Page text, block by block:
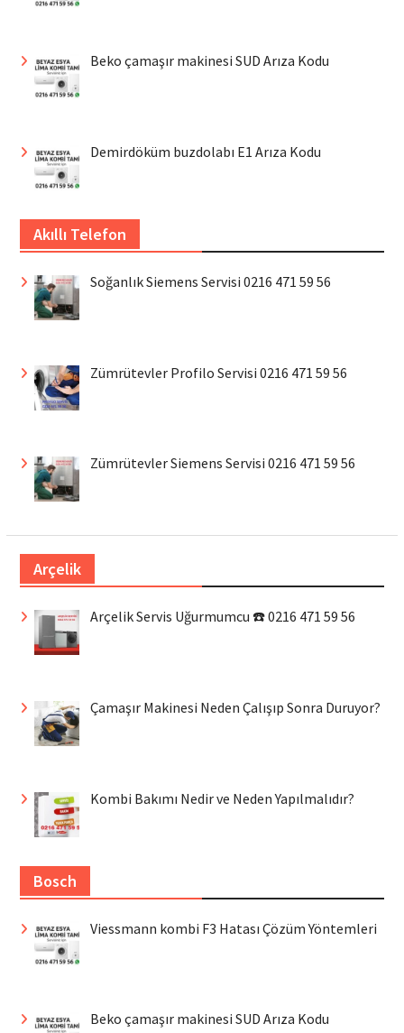
Beko çamaşır makinesi SUD Arıza Kodu
Demirdöküm buzdolabı E1 Arıza Kodu
Akıllı Telefon
Soğanlık Siemens Servisi 0216 471 59 56
Zümrütevler Profilo Servisi 0216 471 59 56
Zümrütevler Siemens Servisi 0216 471 59 56
Arçelik
Arçelik Servis Uğurmumcu ☎️ 0216 471 59 56
Çamaşır Makinesi Neden Çalışıp Sonra Duruyor?
Kombi Bakımı Nedir ve Neden Yapılmalıdır?
Bosch
Viessmann kombi F3 Hatası Çözüm Yöntemleri
Beko çamaşır makinesi SUD Arıza Kodu